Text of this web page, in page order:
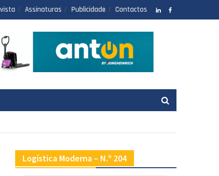
Assinaturas Publicidade Contactos
Logística Moderna – N.º 204